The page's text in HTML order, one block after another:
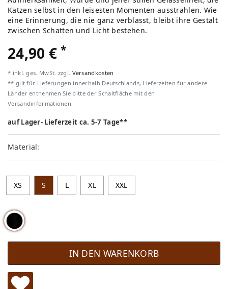
Katzen selbst in den leisesten Momenten ausstrahlen. Wie
eine Erinnerung, die nie ganz verblasst, bleibt ihre Gestalt
zwischen Schatten und Licht bestehen.
24,90 €*
* inkl. ges. MwSt. zzgl. Versandkosten
** gilt für Lieferungen innerhalb Deutschlands, Lieferzeiten für andere
Länder entnehmen Sie bitte der Schaltfläche mit den
Versandinformationen.
auf Lager- Lieferzeit ca. 5-7 Tage**
Material:
XS S L XL XXL
IN DEN WARENKORB